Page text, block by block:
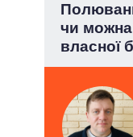
чи
власної